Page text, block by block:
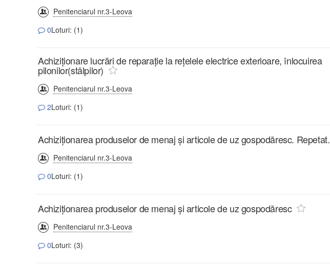
Penitenciarul nr.3-Leova
0Loturi: (1)
Achiziționare lucrări de reparație la rețelele electrice exterioare, înlocuirea
pilonilor(stâlpilor)
Penitenciarul nr.3-Leova
2Loturi: (1)
Achiziționarea produselor de menaj și articole de uz gospodăresc. Repetat.
Penitenciarul nr.3-Leova
0Loturi: (1)
Achiziționarea produselor de menaj și articole de uz gospodăresc
Penitenciarul nr.3-Leova
0Loturi: (3)